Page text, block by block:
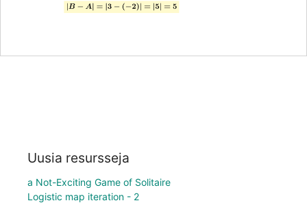
Uusia resursseja
a Not-Exciting Game of Solitaire
Logistic map iteration - 2